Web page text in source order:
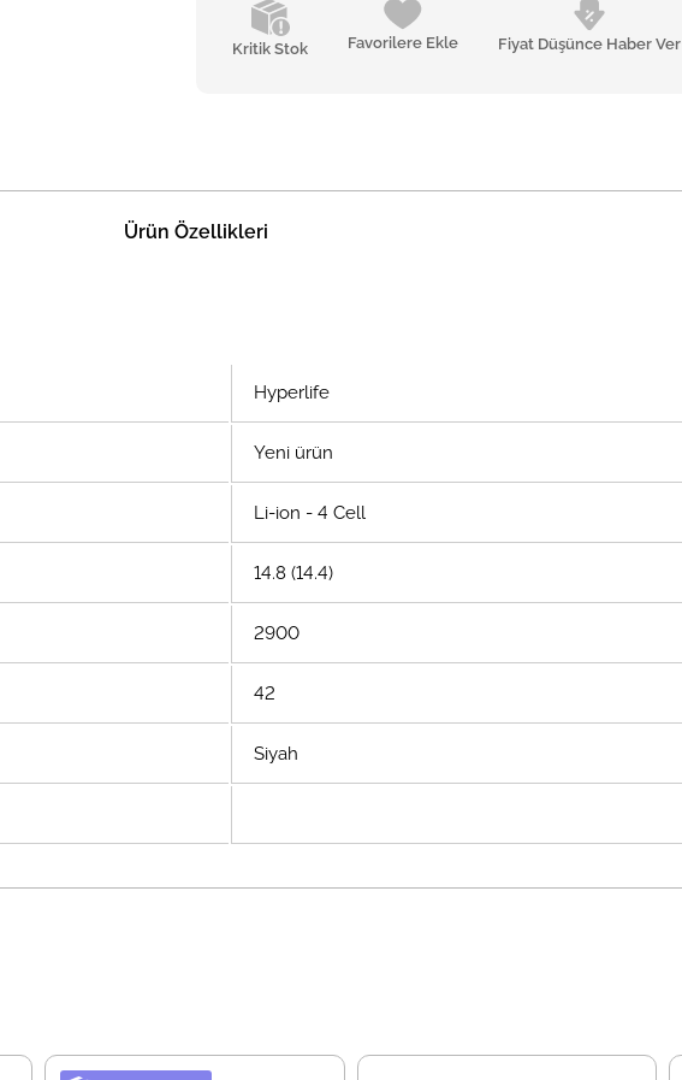
Kritik Stok Favorilere Ekle Fiyat Düşünce Haber Ver
Ürün Özellikleri
Hyperlife
Yeni ürün
Li-ion - 4 Cell
14.8 (14.4)
2900
42
Siyah